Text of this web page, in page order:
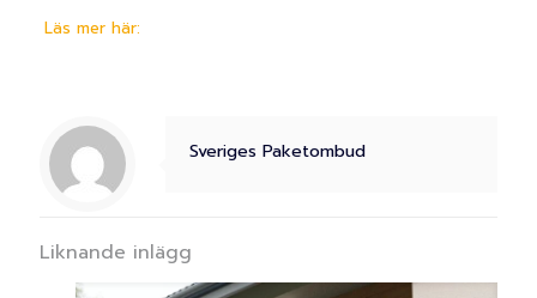
Läs mer här:
Sveriges Paketombud
Liknande inlägg